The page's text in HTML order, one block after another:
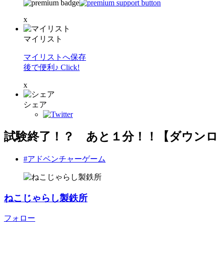
x
マイリスト
マイリストへ保存
後で便利♪ Click!
x
シェア
試験終了！？ あと１分！！【ダウン
#アドベンチャーゲーム
ねこじゃらし製鉄所
フォロー